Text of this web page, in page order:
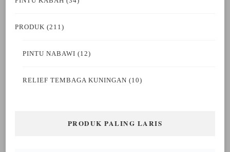
PRODUK (211)
PINTU NABAWI (12)
RELIEF TEMBAGA KUNINGAN (10)
PRODUK PALING LARIS